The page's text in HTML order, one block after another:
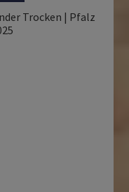
Trocken | Pfalz